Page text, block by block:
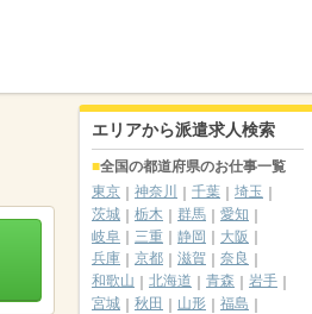
エリアから派遣求人検索
全国の都道府県のお仕事一覧
東京
神奈川 千葉
埼玉
茨城
栃木 群馬
愛知
岐阜
三重 静岡
大阪
兵庫
京都 滋賀
奈良
和歌山
北海道 青森
岩手
宮城
秋田 山形
福島